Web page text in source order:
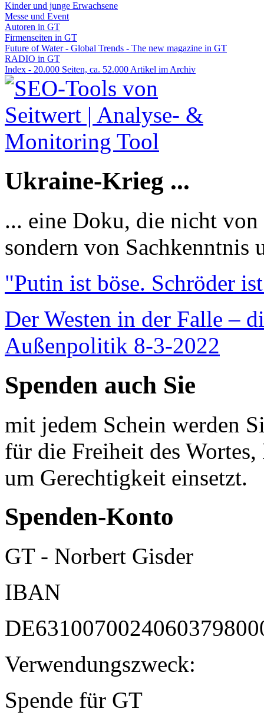
Kinder und junge Erwachsene
Messe und Event
Autoren in GT
Firmenseiten in GT
Future of Water - Global Trends - The new magazine in GT
RADIO in GT
Index - 20.000 Seiten, ca. 52.000 Artikel im Archiv
Ukraine-Krieg ...
... eine Doku, die nicht
sondern von Sachkenntnis
"Putin ist böse. Schröder
Der Westen in der Falle –
Außenpolitik 8-3-2022
Spenden auch Sie
mit jedem Schein werden
für die Freiheit des
um Gerechtigkeit einsetzt.
Spenden-Konto
GT - Norbert Gisder
IBAN
Verwendungszweck:
Spende für GT